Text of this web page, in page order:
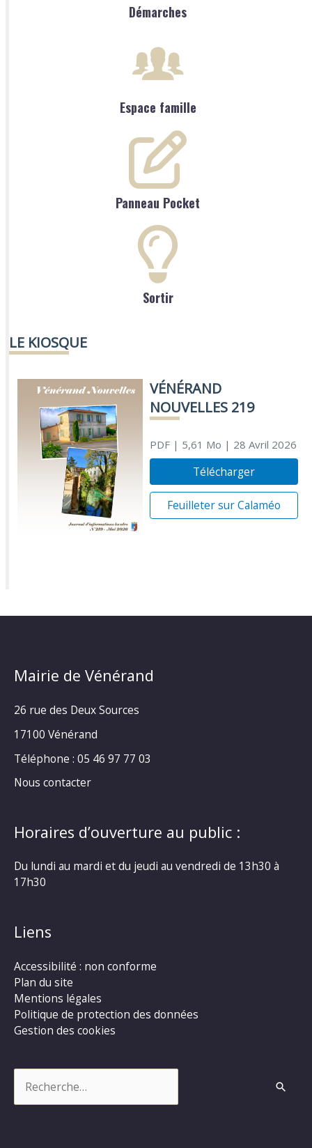
Démarches
Espace famille
Panneau Pocket
Sortir
LE KIOSQUE
VÉNÉRAND
NOUVELLES 219
PDF| 5,61 Mo | 28 Avril 2026
Télécharger
Feuilleter sur Calaméo
Mairie de Vénérand
26 rue des Deux Sources
17100 Vénérand
Téléphone : 05 46 97 77 03
Nous contacter
Horaires d’ouverture au public :
Du lundi au mardi et du jeudi au vendredi de 13h30 à
17h30
Liens
Accessibilité : non conforme
Plan du site
Mentions légales
Politique de protection des données
Gestion des cookies